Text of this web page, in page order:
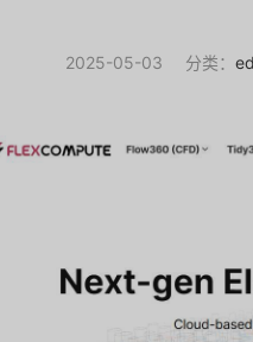
2025-05-03 分类：